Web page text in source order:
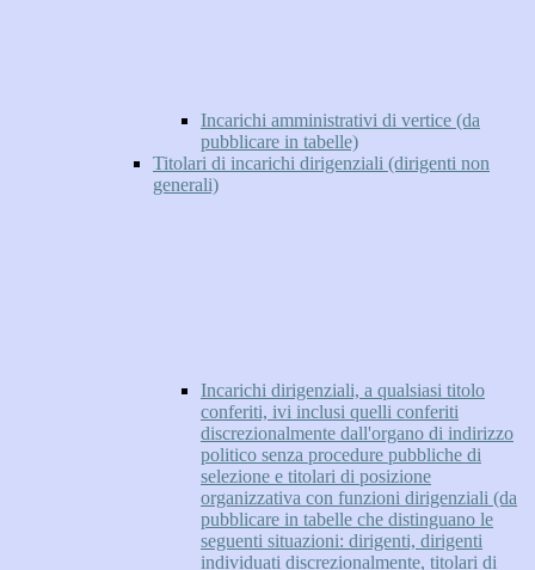
Incarichi amministrativi di vertice (da
pubblicare in tabelle)
Titolari di incarichi dirigenziali (dirigenti non
generali)
Incarichi dirigenziali, a qualsiasi titolo
conferiti, ivi inclusi quelli conferiti
discrezionalmente dall'organo di indirizzo
politico senza procedure pubbliche di
selezione e titolari di posizione
organizzativa con funzioni dirigenziali (da
pubblicare in tabelle che distinguano le
seguenti situazioni: dirigenti, dirigenti
individuati discrezionalmente, titolari di